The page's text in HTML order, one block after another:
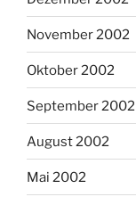
November 2002
Oktober 2002
September 2002
August 2002
Mai 2002